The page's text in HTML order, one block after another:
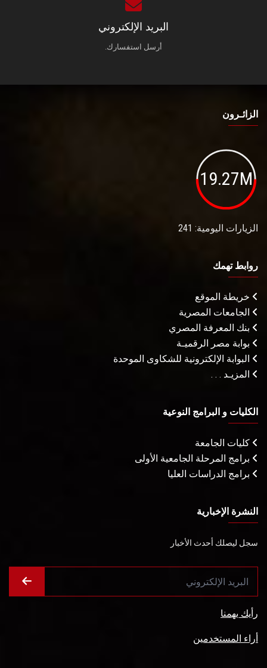
البريد الإلكتروني
أرسل استفسارك.
الزائـرون
19.27M
الزيارات اليومية: 241
روابط تهمك
خريطة الموقع
الجامعات المصرية
بنك المعرفة المصري
بوابة مصر الرقميـة
البوابة الإلكترونية للشكاوى الموحدة
المزيـد . . .
الكليات و البرامج النوعية
كليات الجامعة
برامج المرحلة الجامعية الأولى
برامج الدراسات العليا
النشرة الإخبارية
سجل ليصلك أحدث الأخبار
رأيك يهمنا
أراء المستخدمين